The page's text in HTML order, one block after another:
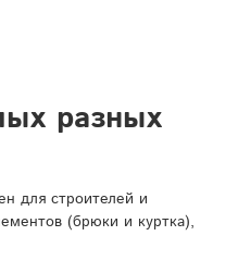
разных
для строителей и
(брюки и куртка),